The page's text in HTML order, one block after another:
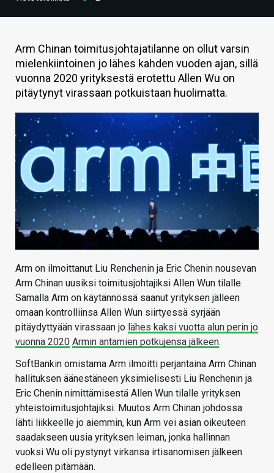
KAUPPA
VAIHDA TEEMA
HAKU
Arm Chinan toimitusjohtajatilanne on ollut varsin
mielenkiintoinen jo lähes kahden vuoden ajan, sillä
vuonna 2020 yrityksestä erotettu Allen Wu on
pitäytynyt virassaan potkuistaan huolimatta.
Arm on ilmoittanut Liu Renchenin ja Eric Chenin nousevan
Arm Chinan uusiksi toimitusjohtajiksi Allen Wun tilalle.
Samalla Arm on käytännössä saanut yrityksen jälleen
omaan kontrolliinsa Allen Wun siirtyessä syrjään
pitäydyttyään virassaan jo lähes kaksi vuotta alun perin jo
vuonna 2020 Armin antamien potkujensa jälkeen.
SoftBankin omistama Arm ilmoitti perjantaina Arm Chinan
hallituksen äänestäneen yksimielisesti Liu Renchenin ja
Eric Chenin nimittämisestä Allen Wun tilalle yrityksen
yhteistoimitusjohtajiksi. Muutos Arm Chinan johdossa
lähti liikkeelle jo aiemmin, kun Arm vei asian oikeuteen
saadakseen uusia yrityksen leiman, jonka hallinnan
vuoksi Wu oli pystynyt virkansa irtisanomisen jälkeen
edelleen pitämään.